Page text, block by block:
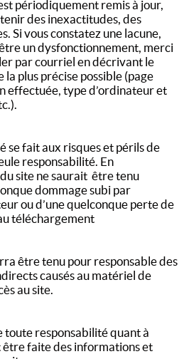
périodiquement remis à jour,
des inexactitudes, des
Si vous constatez une lacune,
un dysfonctionnement, merci
par courriel en décrivant le
plus précise possible (page
effectuée, type d’ordinateur et
se fait aux risques et périls de
responsabilité. En
site ne saurait être tenu
dommage subi par
ou d’une quelconque perte de
téléchargement
être tenu pour responsable des
causés au matériel de
au site.
toute responsabilité quant à
être faite des informations et